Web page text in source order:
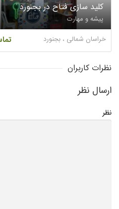
کلید سازی فتاح در بجنورد
پیشه و مهارت
خراسان شمالی ، بجنورد
نظرات کاربران
ارسال نظر
نظر